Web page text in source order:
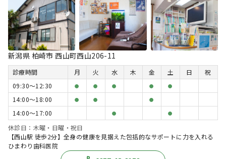
新潟県 柏崎市 西山町西山206-11
診療時間 月 火 水 木 金 土 日
祝
09:30〜12:30
● ● ● ● ●
14:00〜18:00 ● ● ●
14:00〜17:00 ● ●
休診日：木曜・日曜・祝日
【西山駅 徒歩2分】全身の健康を見据えた包括的なサポートに力を入れる
ひまわり歯科医院